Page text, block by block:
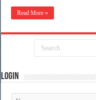
HQ]
Out
แผน
หักเห
ลี่
Read More »
Login